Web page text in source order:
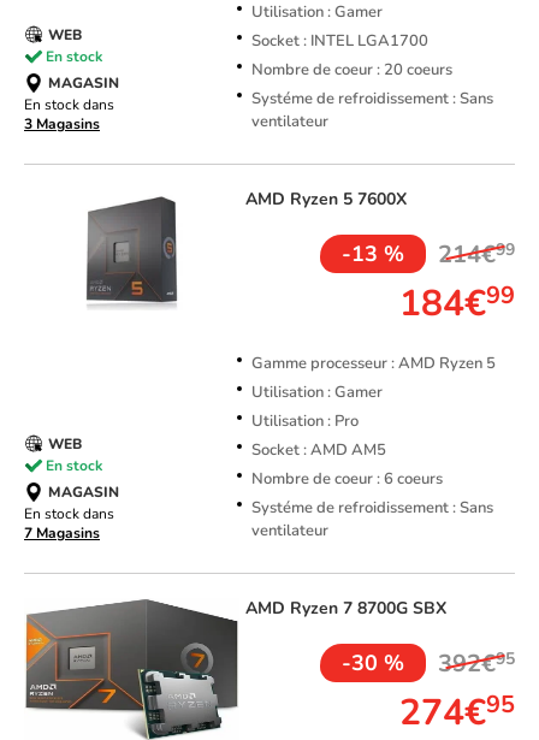
Utilisation : Gamer
Socket : INTEL LGA1700
Nombre de coeur : 20 coeurs
Systéme de refroidissement : Sans
ventilateur
WEB
En stock
MAGASIN
En stock dans
3 Magasins
AMD Ryzen 5 7600X
-13 % 214€99
184€99
Gamme processeur : AMD Ryzen 5
Utilisation : Gamer
Utilisation : Pro
Socket : AMD AM5
Nombre de coeur : 6 coeurs
Systéme de refroidissement : Sans
ventilateur
WEB
En stock
MAGASIN
En stock dans
7 Magasins
AMD Ryzen 7 8700G SBX
-30 % 392€95
274€95